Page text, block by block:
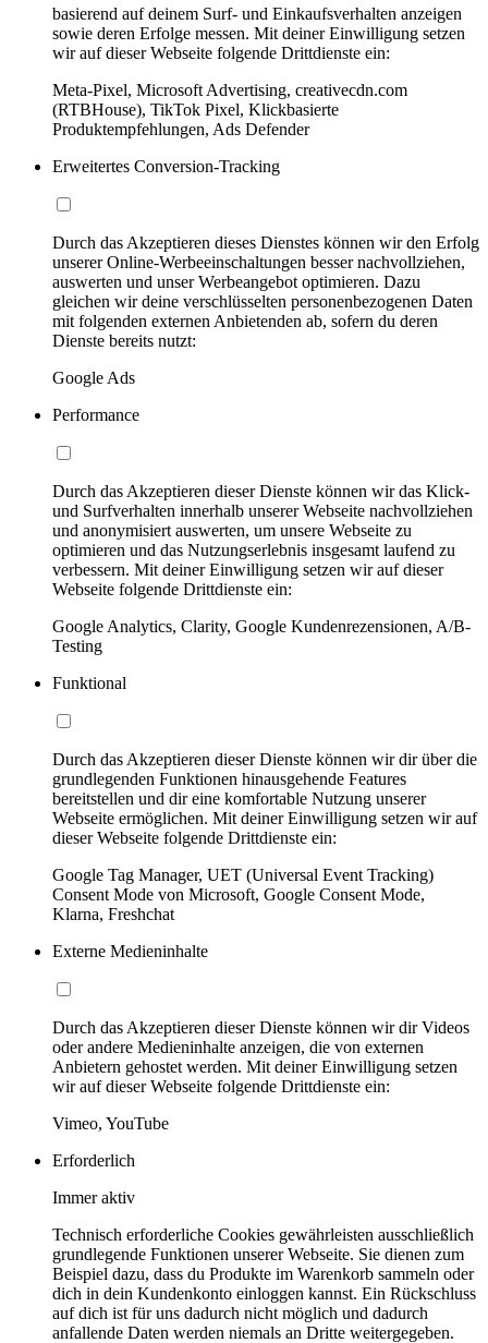
basierend auf deinem Surf- und Einkaufsverhalten anzeigen
sowie deren Erfolge messen. Mit deiner Einwilligung setzen
wir auf dieser Webseite folgende Drittdienste ein:
Meta-Pixel, Microsoft Advertising, creativecdn.com
(RTBHouse), TikTok Pixel, Klickbasierte
Produktempfehlungen, Ads Defender
Erweitertes Conversion-Tracking
Durch das Akzeptieren dieses Dienstes können wir den Erfolg
unserer Online-Werbeeinschaltungen besser nachvollziehen,
auswerten und unser Werbeangebot optimieren. Dazu
gleichen wir deine verschlüsselten personenbezogenen Daten
mit folgenden externen Anbietenden ab, sofern du deren
Dienste bereits nutzt:
Google Ads
Performance
Durch das Akzeptieren dieser Dienste können wir das Klick-
und Surfverhalten innerhalb unserer Webseite nachvollziehen
und anonymisiert auswerten, um unsere Webseite zu
optimieren und das Nutzungserlebnis insgesamt laufend zu
verbessern. Mit deiner Einwilligung setzen wir auf dieser
Webseite folgende Drittdienste ein:
Google Analytics, Clarity, Google Kundenrezensionen, A/B-
Testing
Funktional
Durch das Akzeptieren dieser Dienste können wir dir über die
grundlegenden Funktionen hinausgehende Features
bereitstellen und dir eine komfortable Nutzung unserer
Webseite ermöglichen. Mit deiner Einwilligung setzen wir auf
dieser Webseite folgende Drittdienste ein:
Google Tag Manager, UET (Universal Event Tracking)
Consent Mode von Microsoft, Google Consent Mode,
Klarna, Freshchat
Externe Medieninhalte
Durch das Akzeptieren dieser Dienste können wir dir Videos
oder andere Medieninhalte anzeigen, die von externen
Anbietern gehostet werden. Mit deiner Einwilligung setzen
wir auf dieser Webseite folgende Drittdienste ein:
Vimeo, YouTube
Erforderlich
Immer aktiv
Technisch erforderliche Cookies gewährleisten ausschließlich
grundlegende Funktionen unserer Webseite. Sie dienen zum
Beispiel dazu, dass du Produkte im Warenkorb sammeln oder
dich in dein Kundenkonto einloggen kannst. Ein Rückschluss
auf dich ist für uns dadurch nicht möglich und dadurch
anfallende Daten werden niemals an Dritte weitergegeben.